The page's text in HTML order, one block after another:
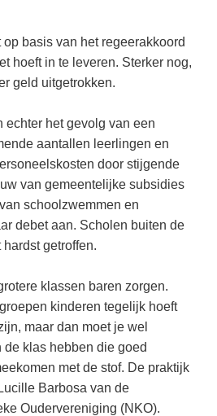
basis van het regeerakkoord
hoeft in te leveren. Sterker nog,
geld uitgetrokken.
echter het gevolg van een
aantallen leerlingen en
door stijgende
van gemeentelijke subsidies
schoolzwemmen en
debet aan. Scholen buiten de
getroffen.
klassen baren zorgen.
kinderen tegelijk hoeft
maar dan moet je wel
klas hebben die goed
met de stof. De praktijk
Barbosa van de
Oudervereniging (NKO).